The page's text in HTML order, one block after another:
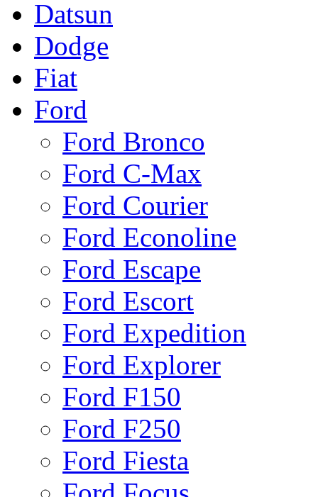
Datsun
Dodge
Fiat
Ford
Ford Bronco
Ford C-Max
Ford Courier
Ford Econoline
Ford Escape
Ford Escort
Ford Expedition
Ford Explorer
Ford F150
Ford F250
Ford Fiesta